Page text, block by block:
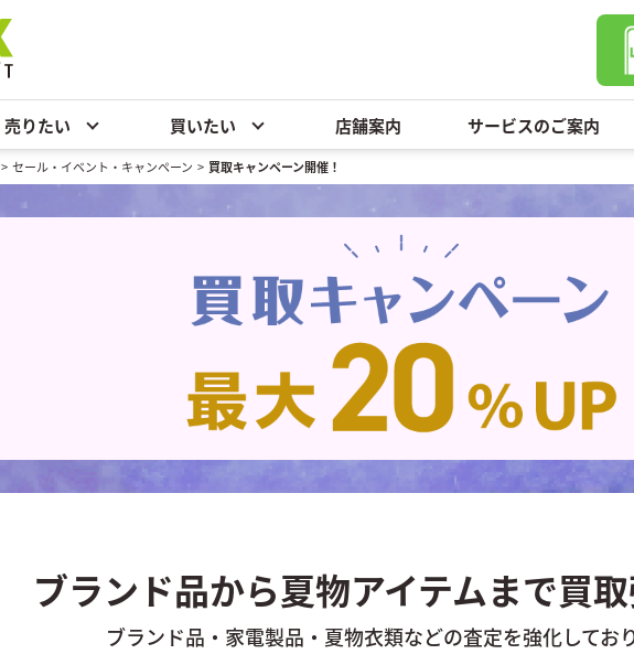
売りたい 買いたい 店舗案内 サービスのご案内
> セール・イベント・キャンペーン > 買取キャンペーン開催！
ブランド品から夏物アイテムまで買
ブランド品・家電製品・夏物衣類などの査定を強化してお